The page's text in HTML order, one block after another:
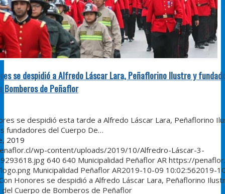
se despidió a Alfredo Láscar Lara, Peñaflorino Ilustre y
Bomberos de Peñaflor
se despidió esta tarde a Alfredo Láscar Lara, Peñaflorino
fundadores del Cuerpo De…
2019
wp-content/uploads/2019/10/Alfredro-Láscar-3-
640 640 Municipalidad Peñaflor AR https://
Municipalidad Peñaflor AR2019-10-09 10:02:562019-
Honores se despidió a Alfredo Láscar Lara, Peñaflorino
Cuerpo de Bomberos de Peñaflor